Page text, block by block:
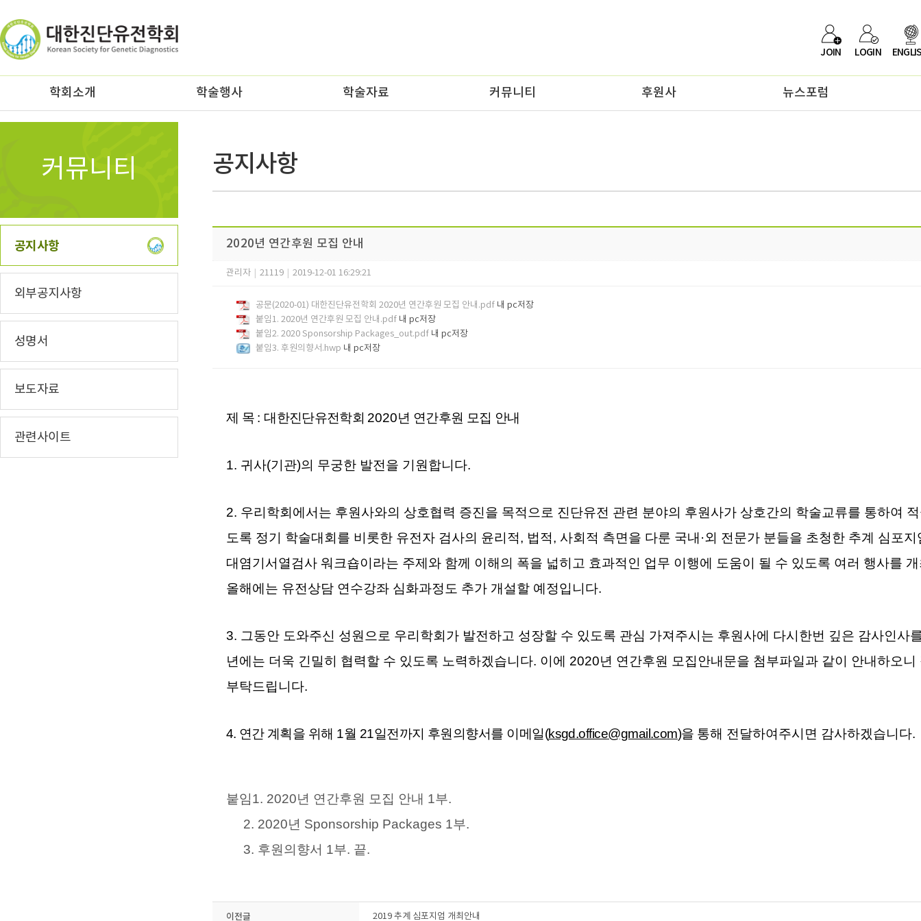
JOIN LOGIN
학회소개 학술행사 학술자료 커뮤니티 후원사 뉴스포럼
커뮤니티
공지사항
외부공지사항
성명서
보도자료
관련사이트
공지사항
2020년 연간후원 모집 안내
관리자 21119 2019-12-01 16:29:21
공문(2020-01) 대한진단유전학회 2020년 연간후원 모집 안내.pdf 내 pc저장
붙임1. 2020년 연간후원 모집 안내.pdf 내 pc저장
붙임2. 2020 Sponsorship Packages_out.pdf 내 pc저장
붙임3. 후원의향서.hwp 내 pc저장
제 목 : 대한진단유전학회 2020년 연간후원 모집 안내
1. 귀사(기관)의 무궁한 발전을 기원합니다.
2. 우리학회에서는 후원사와의 상호협력 증진을 목적으로 진단유전 관련 분야의 후원사가 상호간의 학술교류를 통하여
도록 정기 학술대회를 비롯한 유전자 검사의 윤리적, 법적, 사회적 측면을 다룬 국내 ·외 전문가 분들을 초청한 추계 심포
대염기서열검사 워크숍이라는 주제와 함께 이해의 폭을 넓히고 효과적인 업무 이행에 도움이 될 수 있도록 여러 행사를
올해에는 유전상담 연수강좌 심화과정도 추가 개설할 예정입니다.
3. 그동안 도와주신 성원으로 우리학회가 발전하고 성장할 수 있도록 관심 가져주시는 후원사에 다시한번 깊은 감사인사
년에는 더욱 긴밀히 협력할 수 있도록 노력하겠습니다. 이에 2020년 연간후원 모집안내문을 첨부파일과 같이 안내하오
부탁드립니다.
4. 연간 계획을 위해 1월 21일전까지 후원의향서를 이메일(ksgd.office@gmail.com)을 통해 전달하여주시면 감사하겠습니다.
붙임1. 2020년 연간후원 모집 안내 1부.
2. 2020년 Sponsorship Packages 1부.
3. 후원의향서 1부. 끝.
이전글 2019 추계 심포지엄 개최안내